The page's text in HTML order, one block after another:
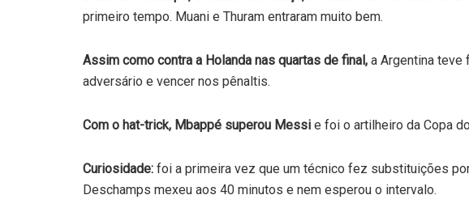
primeiro tempo. Muani e Thuram entraram muito bem.
Assim como contra a Holanda nas quartas de final, a Argentina teve
adversário e vencer nos pênaltis.
Com o hat-trick, Mbappé superou Messi e foi o artilheiro da Copa
Curiosidade: foi a primeira vez que um técnico fez substituições
Deschamps mexeu aos 40 minutos e nem esperou o intervalo.